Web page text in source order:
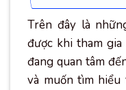
Trên đây là
được khi tham
đang quan tâm
và muốn tìm hiểu